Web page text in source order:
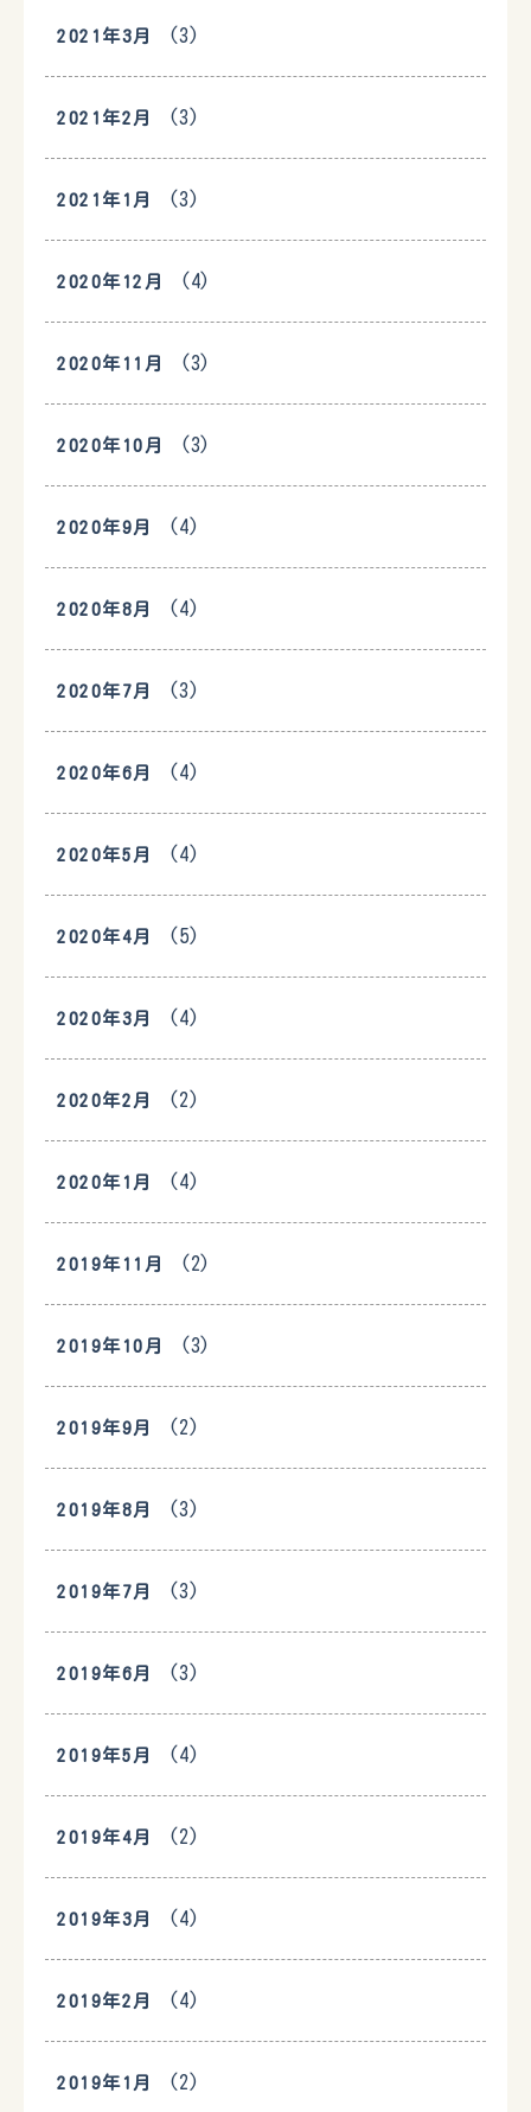
2021年3月 (3)
2021年2月 (3)
2021年1月 (3)
2020年12月 (4)
2020年11月 (3)
2020年10月 (3)
2020年9月 (4)
2020年8月 (4)
2020年7月 (3)
2020年6月 (4)
2020年5月 (4)
2020年4月 (5)
2020年3月 (4)
2020年2月 (2)
2020年1月 (4)
2019年11月 (2)
2019年10月 (3)
2019年9月 (2)
2019年8月 (3)
2019年7月 (3)
2019年6月 (3)
2019年5月 (4)
2019年4月 (2)
2019年3月 (4)
2019年2月 (4)
2019年1月 (2)